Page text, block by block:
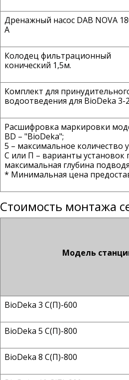
Дренажный насос DAB NOVA
А
Колодец фильтрационный
конический 1,5м.
Комплект для
водоотведения для BioDeka 3-
Расшифровка маркировки
BD – "BioDeka";
5 – максимальное количество
С или П – варианты установок
максимальная глубина
* Минимальная цена
Стоимость монтажа
Модель
BioDeka 3 C(П)-600
BioDeka 5 C(П)-800
BioDeka 8 C(П)-800